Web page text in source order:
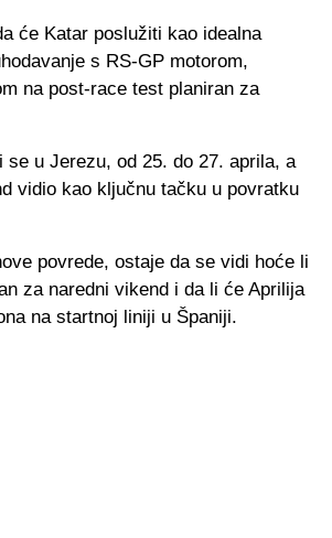
će Katar poslužiti kao idealna
s RS-GP motorom,
na post-race test planiran za
se u Jerezu, od 25. do 27. aprila, a
vidio kao ključnu tačku u povratku
povrede, ostaje da se vidi hoće li
za naredni vikend i da li će Aprilija
na startnoj liniji u Španiji.